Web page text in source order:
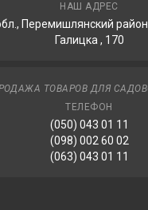
НАШ АДРЕС
Перемишлянский
Галицка , 170
ТОВАРОВ ДЛЯ
ТЕЛЕФОН
(050) 043 01 11
(098) 002 60 02
(063) 043 01 11